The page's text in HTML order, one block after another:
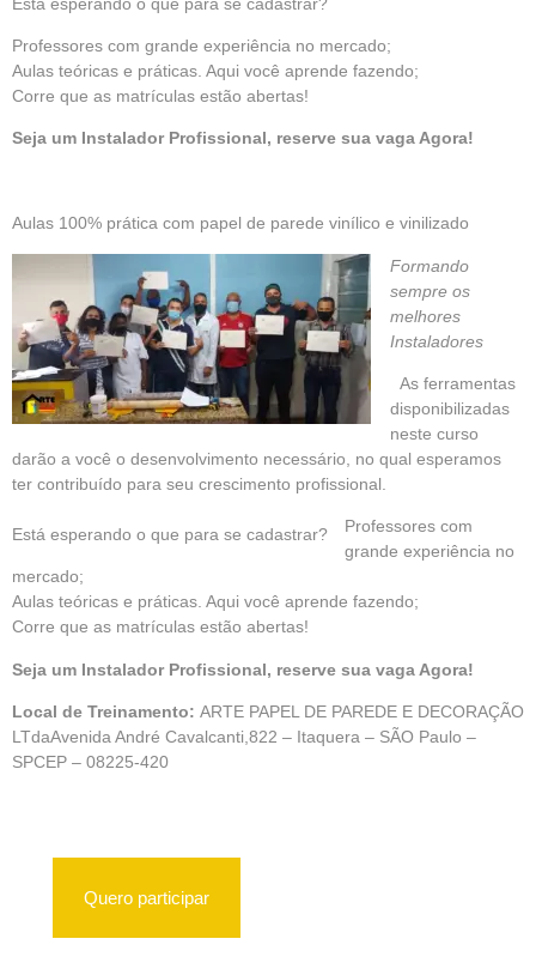
Professores com grande experiência no mercado;
Aulas teóricas e práticas. Aqui você aprende fazendo;
Corre que as matrículas estão abertas!
Seja um Instalador Profissional, reserve sua vaga Agora!
Aulas 100% prática com papel de parede vinílico e vinilizado
Formando
sempre os
melhores
Instaladores
As ferramentas
disponibilizadas
neste curso
darão a você o desenvolvimento necessário, no qual esperamos
ter contribuído para seu crescimento profissional.
Está esperando o que para se cadastrar?
Professores com
grande experiência no
mercado;
Aulas teóricas e práticas. Aqui você aprende fazendo;
Corre que as matrículas estão abertas!
Seja um Instalador Profissional, reserve sua vaga Agora!
Local de Treinamento: ARTE PAPEL DE PAREDE E DECORAÇÃO
LTdaAvenida André Cavalcanti,822 – Itaquera – SÃO Paulo –
SPCEP – 08225-420
Quero participar